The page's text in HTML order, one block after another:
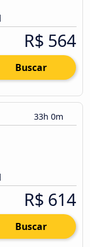
R$ 564
Buscar
33h 0m
R$ 614
Buscar